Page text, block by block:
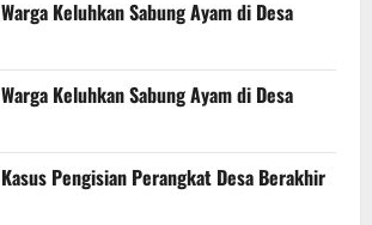
Warga Keluhkan Sabung Ayam di Desa
Warga Keluhkan Sabung Ayam di Desa
Kasus Pengisian Perangkat Desa Berakhir